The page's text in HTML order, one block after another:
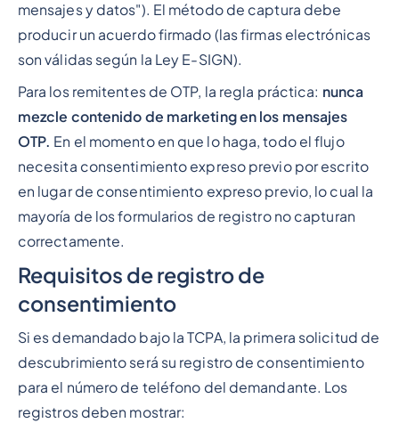
mensajes y datos"). El método de captura debe
producir un acuerdo firmado (las firmas electrónicas
son válidas según la Ley E-SIGN).
Para los remitentes de OTP, la regla práctica: nunca
mezcle contenido de marketing en los mensajes
OTP. En el momento en que lo haga, todo el flujo
necesita consentimiento expreso previo por escrito
en lugar de consentimiento expreso previo, lo cual la
mayoría de los formularios de registro no capturan
correctamente.
Requisitos de registro de
consentimiento
Si es demandado bajo la TCPA, la primera solicitud de
descubrimiento será su registro de consentimiento
para el número de teléfono del demandante. Los
registros deben mostrar: